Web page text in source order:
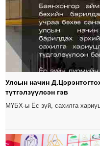
Улсын начин
түтгэлзүүлсэн гэв
МҮБХ-ы Ёс зүй, сахилга